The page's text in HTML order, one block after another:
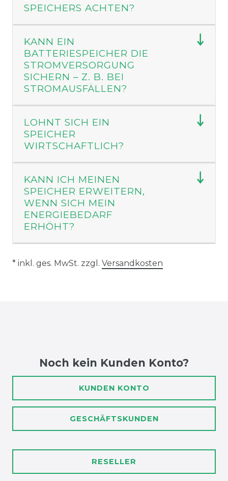
SPEICHERS ACHTEN?
KANN EIN
BATTERIESPEICHER DIE
STROMVERSORGUNG
SICHERN – Z. B. BEI
STROMAUSFÄLLEN?
LOHNT SICH EIN
SPEICHER
WIRTSCHAFTLICH?
KANN ICH MEINEN
SPEICHER ERWEITERN,
WENN SICH MEIN
ENERGIEBEDARF
ERHÖHT?
* inkl. ges. MwSt. zzgl. Versandkosten
Noch kein Kunden Konto?
KUNDEN KONTO
GESCHÄFTSKUNDEN
RESELLER